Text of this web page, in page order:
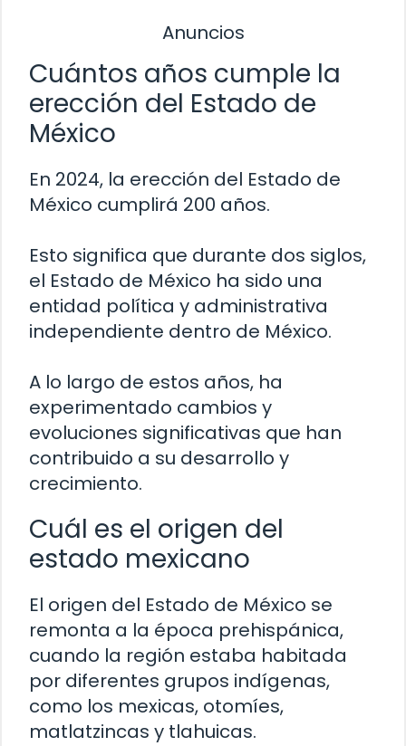
Anuncios
Cuántos años cumple la
erección del Estado de
México
En 2024, la erección del Estado de
México cumplirá 200 años.
Esto significa que durante dos siglos,
el Estado de México ha sido una
entidad política y administrativa
independiente dentro de México.
A lo largo de estos años, ha
experimentado cambios y
evoluciones significativas que han
contribuido a su desarrollo y
crecimiento.
Cuál es el origen del
estado mexicano
El origen del Estado de México se
remonta a la época prehispánica,
cuando la región estaba habitada
por diferentes grupos indígenas,
como los mexicas, otomíes,
matlatzincas y tlahuicas.